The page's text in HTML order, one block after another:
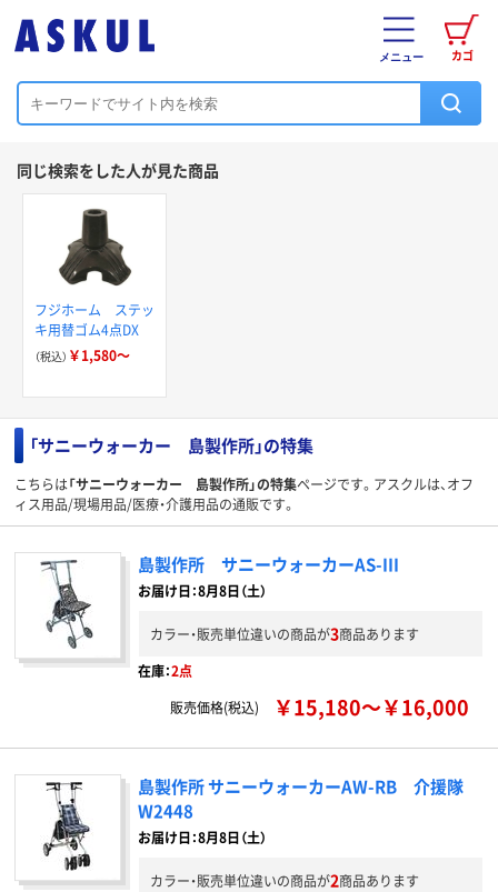
カゴ
メニュー
同じ検索をした人が見た商品
フジホーム ステッ
キ用替ゴム4点DX
（税込） ￥1,580～
「サニーウォーカー 島製作所」の特集
こちらは「サニーウォーカー 島製作所」の特集ページです。アスクルは、オフ
ィス用品/現場用品/医療・介護用品の通販です。
島製作所 サニーウォーカーAS-III
お届け日：8月8日（土）
カラー・販売単位違いの商品が3商品あります
在庫：2点
販売価格(税込)
￥15,180～￥16,000
島製作所 サニーウォーカーAW-RB 介援隊
W2448
お届け日：8月8日（土）
カラー・販売単位違いの商品が2商品あります